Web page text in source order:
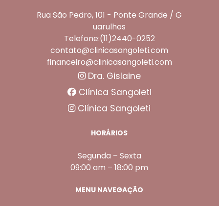
Rua São Pedro, 101 - Ponte Grande / G
uarulhos
Telefone:(11)2440-0252
contato@clinicasangoleti.com
financeiro@clinicasangoleti.com
Dra. Gislaine
Clínica Sangoleti
Clínica Sangoleti
HORÁRIOS
Segunda – Sexta
09:00 am – 18:00 pm
MENU NAVEGAÇÃO